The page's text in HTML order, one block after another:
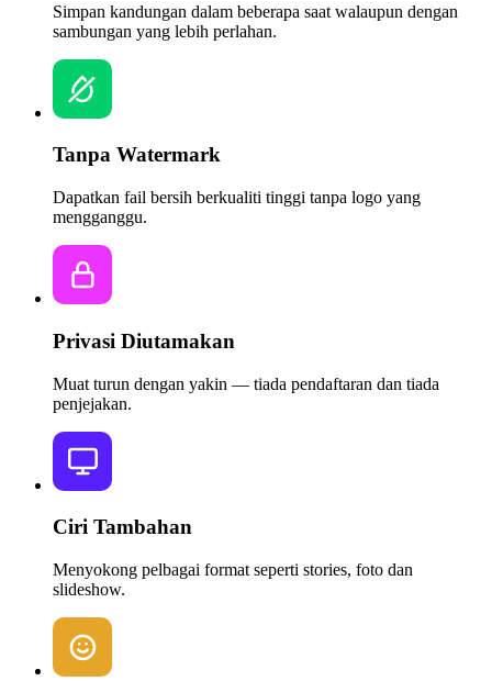
Simpan kandungan dalam beberapa saat walaupun dengan
sambungan yang lebih perlahan.
Tanpa Watermark
Dapatkan fail bersih berkualiti tinggi tanpa logo yang
mengganggu.
Privasi Diutamakan
Muat turun dengan yakin — tiada pendaftaran dan tiada
penjejakan.
Ciri Tambahan
Menyokong pelbagai format seperti stories, foto dan
slideshow.